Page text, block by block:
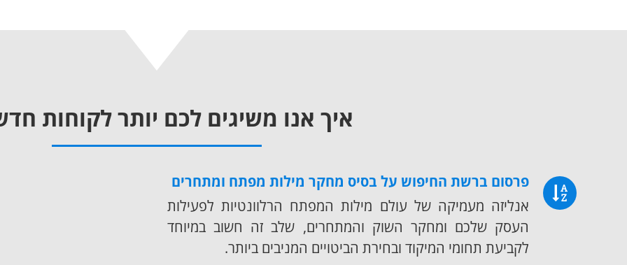
איך אנו משיגים לכם יותר לקוחות
פרסום ברשת החיפוש על בסיס מחקר מילות מפתח ומתחרים
אנליזה מעמיקה של עולם מילות המפתח הרלוונטיות לפעילות
העסק שלכם ומחקר השוק והמתחרים, שלב זה חשוב במיוחד
לקביעת תחומי המיקוד ובחירת הביטויים המניבים ביותר.